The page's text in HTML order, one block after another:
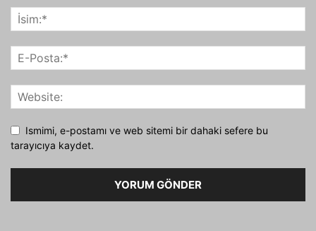
Ismimi, e-postamı ve web sitemi bir dahaki sefere bu
tarayıcıya kaydet.